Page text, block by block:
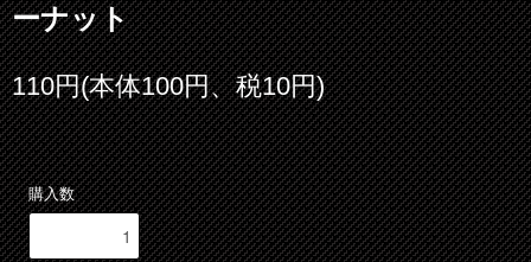
ーナット
110円(本体100円、税10円)
購入数